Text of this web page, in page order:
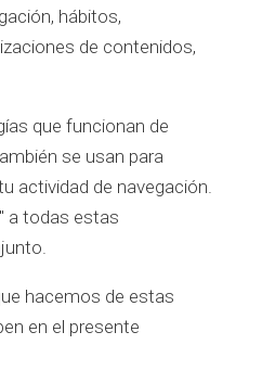
hábitos,
de contenidos,
que funcionan de
se usan para
actividad de navegación.
a todas estas
hacemos de estas
en el presente